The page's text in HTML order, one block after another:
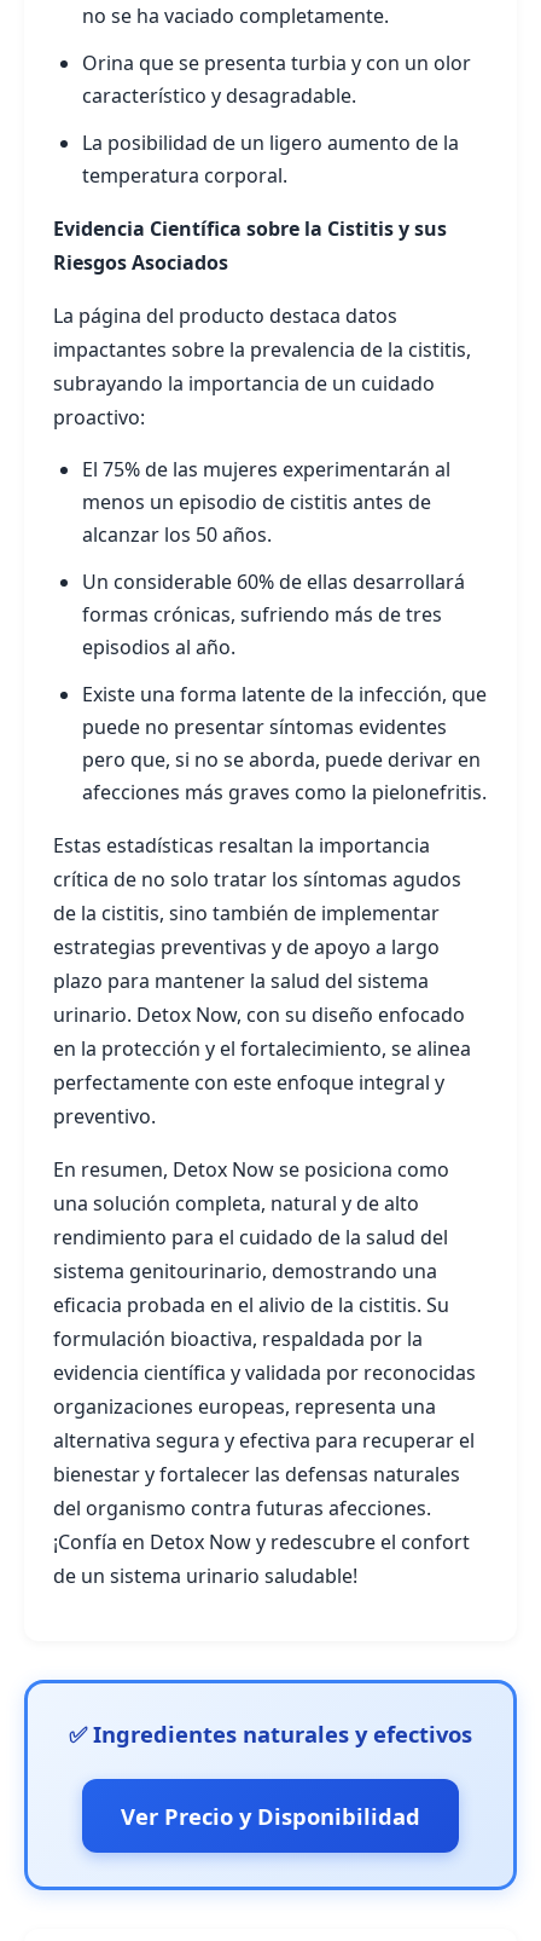
no se ha vaciado completamente.
Orina que se presenta turbia y con un olor
característico y desagradable.
La posibilidad de un ligero aumento de la
temperatura corporal.
Evidencia Científica sobre la Cistitis y sus
Riesgos Asociados
La página del producto destaca datos
impactantes sobre la prevalencia de la cistitis,
subrayando la importancia de un cuidado
proactivo:
El 75% de las mujeres experimentarán al
menos un episodio de cistitis antes de
alcanzar los 50 años.
Un considerable 60% de ellas desarrollará
formas crónicas, sufriendo más de tres
episodios al año.
Existe una forma latente de la infección, que
puede no presentar síntomas evidentes
pero que, si no se aborda, puede derivar en
afecciones más graves como la pielonefritis.
Estas estadísticas resaltan la importancia
crítica de no solo tratar los síntomas agudos
de la cistitis, sino también de implementar
estrategias preventivas y de apoyo a largo
plazo para mantener la salud del sistema
urinario. Detox Now, con su diseño enfocado
en la protección y el fortalecimiento, se alinea
perfectamente con este enfoque integral y
preventivo.
En resumen, Detox Now se posiciona como
una solución completa, natural y de alto
rendimiento para el cuidado de la salud del
sistema genitourinario, demostrando una
eficacia probada en el alivio de la cistitis. Su
formulación bioactiva, respaldada por la
evidencia científica y validada por reconocidas
organizaciones europeas, representa una
alternativa segura y efectiva para recuperar el
bienestar y fortalecer las defensas naturales
del organismo contra futuras afecciones.
¡Confía en Detox Now y redescubre el confort
de un sistema urinario saludable!
✅ Ingredientes naturales y efectivos
Ver Precio y Disponibilidad